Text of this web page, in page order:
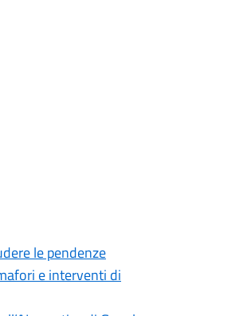
le pendenze
e interventi di